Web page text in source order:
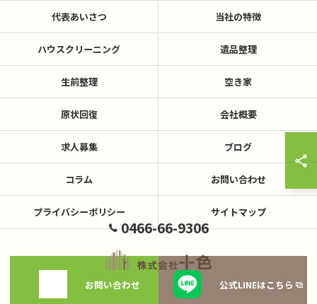
0466-66-9306
お問い合わせ 公式LINEはこちら
代表あいさつ 当社の特徴
ハウスクリーニング 遺品整理
生前整理 空き家
原状回復 会社概要
求人募集 ブログ
コラム お問い合わせ
プライバシーポリシー サイトマップ
© 2026 神奈川県藤沢の不用品回収なら株式会社十色 ALL RIGHTS RESERVED.